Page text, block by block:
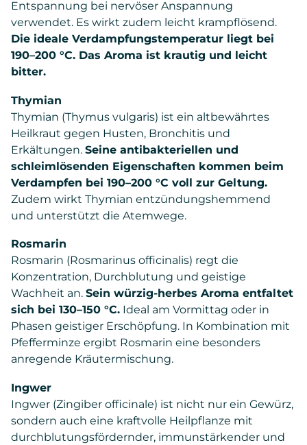
Entspannung bei nervöser Anspannung
verwendet. Es wirkt zudem leicht krampflösend.
Die ideale Verdampfungstemperatur liegt bei
190–200 °C. Das Aroma ist krautig und leicht
bitter.
Thymian
Thymian (Thymus vulgaris) ist ein altbewährtes
Heilkraut gegen Husten, Bronchitis und
Erkältungen. Seine antibakteriellen und
schleimlösenden Eigenschaften kommen beim
Verdampfen bei 190–200 °C voll zur Geltung.
Zudem wirkt Thymian entzündungshemmend
und unterstützt die Atemwege.
Rosmarin
Rosmarin (Rosmarinus officinalis) regt die
Konzentration, Durchblutung und geistige
Wachheit an. Sein würzig-herbes Aroma entfaltet
sich bei 130–150 °C. Ideal am Vormittag oder in
Phasen geistiger Erschöpfung. In Kombination mit
Pfefferminze ergibt Rosmarin eine besonders
anregende Kräutermischung.
Ingwer
Ingwer (Zingiber officinale) ist nicht nur ein Gewürz,
sondern auch eine kraftvolle Heilpflanze mit
durchblutungsfördernder, immunstärkender und